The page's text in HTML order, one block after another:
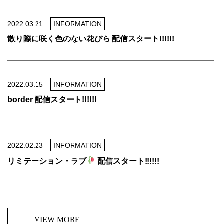
2022.03.21 INFORMATION
散り際に咲く色のない花びら 配信スタート!!!!!!
2022.03.15 INFORMATION
border 配信スタート!!!!!!
2022.02.23 INFORMATION
リミテーション・ラブ 配信スタート!!!!!!
VIEW MORE